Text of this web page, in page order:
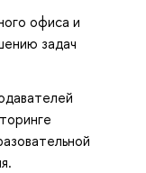
офиса и
задач